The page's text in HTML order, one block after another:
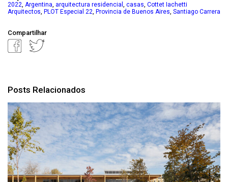
2022 Argentina arquitectura residencial casas Cottet Iachetti
Arquitectos PLOT Especial 22 Provincia de Buenos Aires Santiago Carrera
Compartilhar
Posts Relacionados